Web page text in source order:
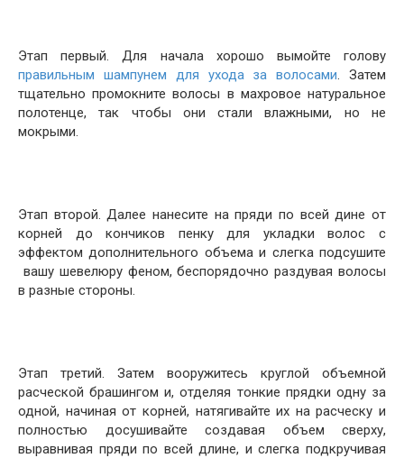
Этап первый. Для начала хорошо вымойте голову
правильным шампунем для ухода за волосами. Затем
тщательно промокните волосы в махровое натуральное
полотенце, так чтобы они стали влажными, но не
мокрыми.
Этап второй. Далее нанесите на пряди по всей дине от
корней до кончиков пенку для укладки волос с
эффектом дополнительного объема и слегка подсушите
вашу шевелюру феном, беспорядочно раздувая волосы
в разные стороны.
Этап третий. Затем вооружитесь круглой объемной
расческой брашингом и, отделяя тонкие прядки одну за
одной, начиная от корней, натягивайте их на расческу и
полностью досушивайте создавая объем сверху,
выравнивая пряди по всей длине, и слегка подкручивая